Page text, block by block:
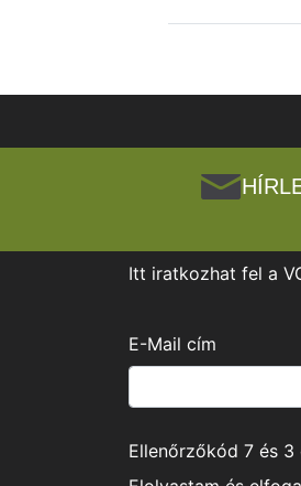
Itt iratkozhat fel a
E-Mail cím
Ellenőrzőkód 7 és 3